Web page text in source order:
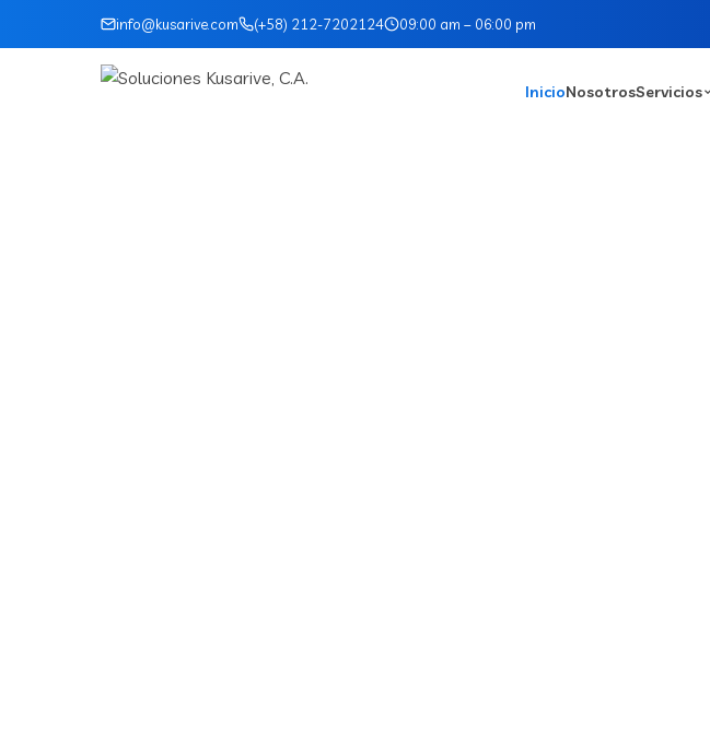
info@kusarive.com (+58) 212-7202124 09:00 am – 06:00 pm
InicioNosotrosServicios